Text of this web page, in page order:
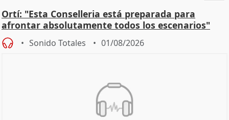
Ortí: "Esta Conselleria está preparada para
afrontar absolutamente todos los escenarios"
Sonido Totales 01/08/2026